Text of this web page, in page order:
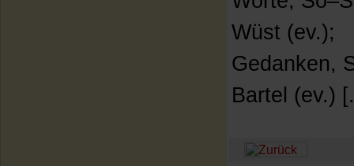
Wüst (ev.);
Gedanken,
Bartel (ev.)